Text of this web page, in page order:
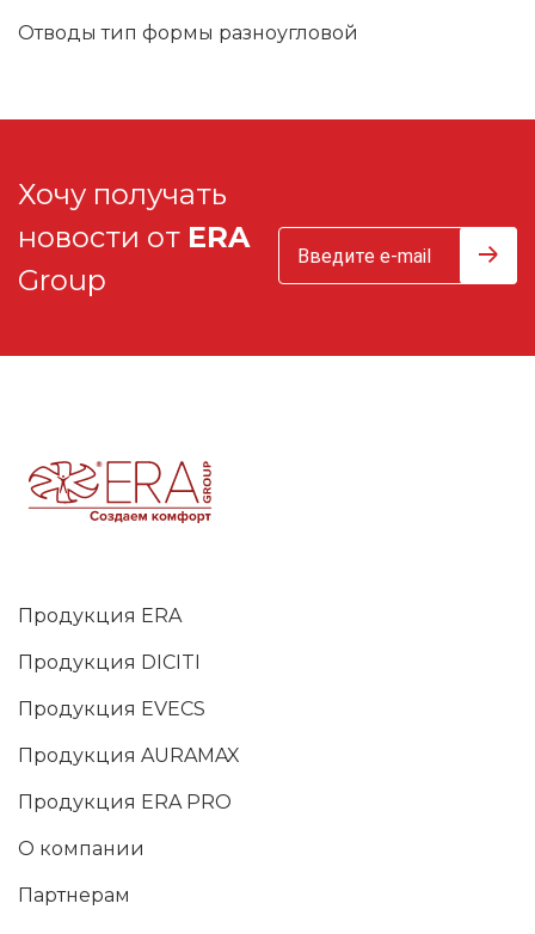
Отводы тип формы разноугловой
Хочу получать
новости от ERA
Group
Продукция ERA
Продукция DICITI
Продукция EVECS
Продукция AURAMAX
Продукция ERA PRO
О компании
Партнерам